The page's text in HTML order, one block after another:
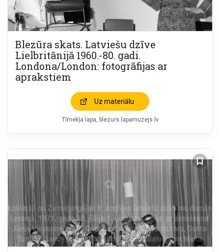
Blezūra skats. Latviešu dzīve
Lielbritānijā 1960.-80. gadi.
Londona/London: fotogrāfijas ar
aprakstiem
Uz materiālu
Tīmekļa lapa blezurs.lapamuzejs.lv